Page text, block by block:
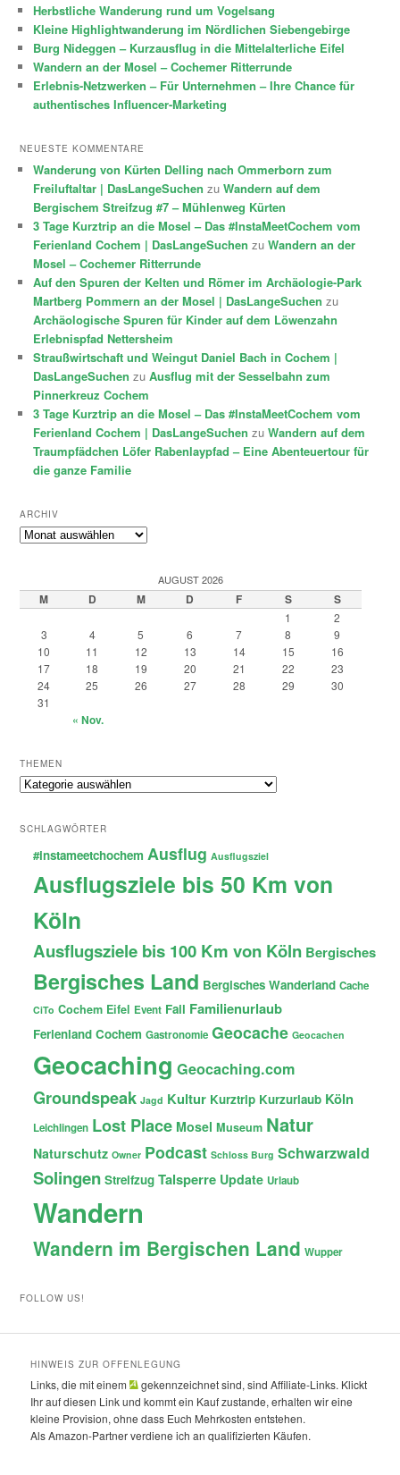
Herbstliche Wanderung rund um Vogelsang
Kleine Highlightwanderung im Nördlichen Siebengebirge
Burg Nideggen – Kurzausflug in die Mittelalterliche Eifel
Wandern an der Mosel – Cochemer Ritterrunde
Erlebnis-Netzwerken – Für Unternehmen – Ihre Chance für
authentisches Influencer-Marketing
NEUESTE KOMMENTARE
Wanderung von Kürten Delling nach Ommerborn zum
Freiluftaltar | DasLangeSuchen zuWandern auf dem
Bergischem Streifzug #7 – Mühlenweg Kürten
3 Tage Kurztrip an die Mosel – Das #InstaMeetCochem vom
Ferienland Cochem | DasLangeSuchen zuWandern an der
Mosel – Cochemer Ritterrunde
Auf den Spuren der Kelten und Römer im Archäologie-Park
Martberg Pommern an der Mosel | DasLangeSuchen zu
Archäologische Spuren für Kinder auf dem Löwenzahn
Erlebnispfad Nettersheim
Straußwirtschaft und Weingut Daniel Bach in Cochem |
DasLangeSuchen zuAusflug mit der Sesselbahn zum
Pinnerkreuz Cochem
3 Tage Kurztrip an die Mosel – Das #InstaMeetCochem vom
Ferienland Cochem | DasLangeSuchen zuWandern auf dem
Traumpfädchen Löfer Rabenlaypfad – Eine Abenteuertour für
die ganze Familie
ARCHIV
Archiv
AUGUST 2026
M D M D F S S
1
2
3
4 5 6 7 8
9
10
11 12 13 14 15
16
17
18 19 20 21 22
23
24
25 26 27 28 29
30
31
« Nov.
THEMEN
Themen
SCHLAGWÖRTER
#instameetchochem Ausflug Ausflugsziel
Ausflugsziele bis 50 Km von
Köln
Ausflugsziele bis 100 Km von Köln Bergisches
Bergisches Land Bergisches Wanderland Cache
CiTo Cochem Eifel Event Fail Familienurlaub
Ferienland Cochem Gastronomie Geocache Geocachen
Geocaching Geocaching.com
Groundspeak Jagd Kultur Kurztrip Kurzurlaub Köln
Leichlingen Lost Place Mosel Museum Natur
Naturschutz Owner Podcast Schloss Burg Schwarzwald
Solingen Streifzug Talsperre Update Urlaub
Wandern
Wandern im Bergischen Land Wupper
FOLLOW US!
HINWEIS ZUR OFFENLEGUNG
Links, die mit einem
gekennzeichnet sind, sind Affiliate-Links. Klickt
Ihr auf diesen Link und kommt ein Kauf zustande, erhalten wir eine
kleine Provision, ohne dass Euch Mehrkosten entstehen.
Als Amazon-Partner verdiene ich an qualifizierten Käufen.